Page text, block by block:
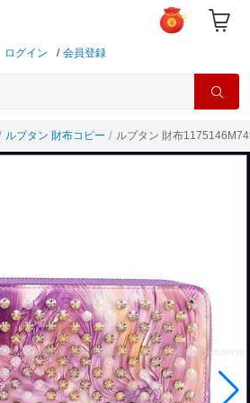
ログイン / 会員登録
ルブタン 財布コピー ルブタン 財布